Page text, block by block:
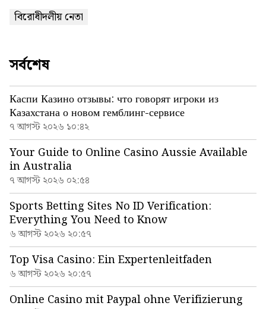
বিরোধীদলীয় নেতা
সর্বশেষ
Каспи Казино отзывы: что говорят игроки из
Казахстана о новом гемблинг-сервисе
৭ আগস্ট ২০২৬ ১০:৪২
Your Guide to Online Casino Aussie Available
in Australia
৭ আগস্ট ২০২৬ ০২:৫৪
Sports Betting Sites No ID Verification:
Everything You Need to Know
৬ আগস্ট ২০২৬ ২০:৫৭
Top Visa Casino: Ein Expertenleitfaden
৬ আগস্ট ২০২৬ ২০:৫৭
Online Casino mit Paypal ohne Verifizierung